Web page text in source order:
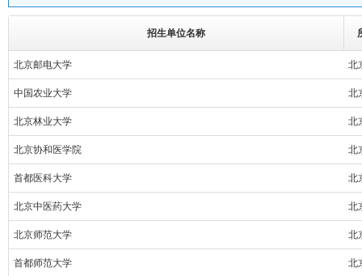
招生单位名称
北京邮电大学 北
中国农业大学 北
北京林业大学 北
北京协和医学院 北
首都医科大学 北
北京中医药大学 北
北京师范大学 北
首都师范大学 北